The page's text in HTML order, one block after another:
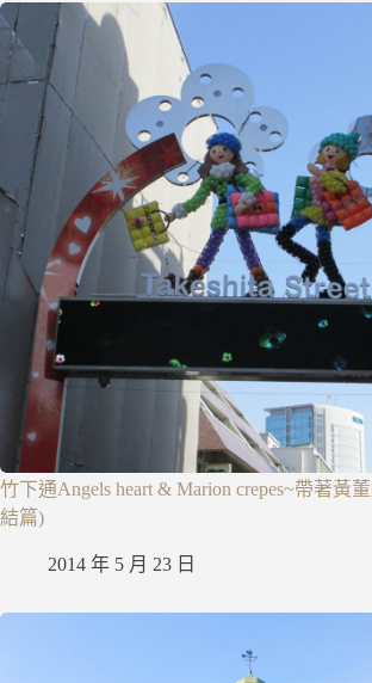
竹下通Angels heart & Marion crepes~帶著黃
結篇)
2014 年 5 月 23 日